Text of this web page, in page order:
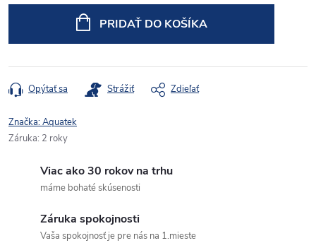
PRIDAŤ DO KOŠÍKA
Opýtať sa Strážiť Zdieľať
Značka:Aquatek
Záruka: 2 roky
Viac ako 30 rokov na trhu
máme bohaté skúsenosti
Záruka spokojnosti
Vaša spokojnosť je pre nás na 1.mieste